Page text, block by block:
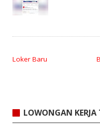
Loker Baru
LOWONGAN KERJA